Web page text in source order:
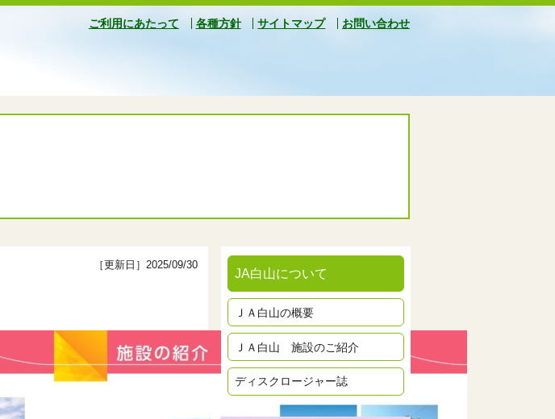
ご利用にあたって 各種方針 サイトマップ お問い合わせ
［更新日］2025/09/30
JA白山について
ＪＡ白山の概要
ＪＡ白山 施設のご紹介
ディスクロージャー誌